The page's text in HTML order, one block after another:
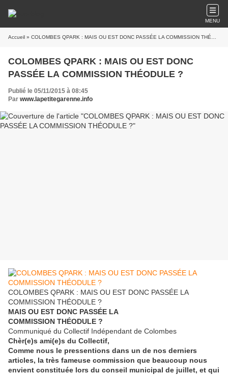
MENU
Accueil » COLOMBES QPARK : MAIS OU EST DONC PASSÉE LA COMMISSION THÉODULE ?
COLOMBES QPARK : MAIS OU EST DONC
PASSÉE LA COMMISSION THÉODULE ?
Publié le 05/11/2015 à 08:45
Par www.lapetitegarenne.info
COLOMBES QPARK : MAIS OU EST DONC PASSÉE LA
COMMISSION THÉODULE ?
MAIS OU EST DONC PASSÉE LA
COMMISSION THÉODULE ?
Communiqué du Collectif Indépendant de Colombes
Chèr(e)s ami(e)s du Collectif,
Comme nous le pressentions dans un de nos derniers
articles, la très fameuse commission que beaucoup nous
envient constituée lors du conseil municipal de juillet, et qui